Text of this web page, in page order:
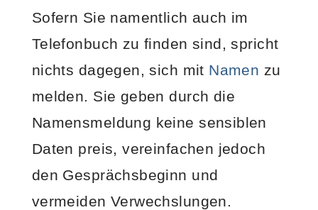
Sofern Sie namentlich auch im
Telefonbuch zu finden sind, spricht
nichts dagegen, sich mit Namen zu
melden. Sie geben durch die
Namensmeldung keine sensiblen
Daten preis, vereinfachen jedoch
den Gesprächsbeginn und
vermeiden Verwechslungen.